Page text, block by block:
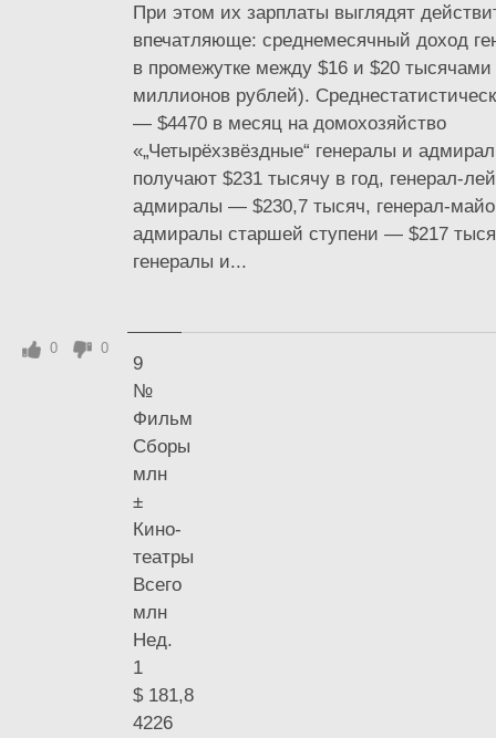
При этом их зарплаты выглядят
впечатляюще: среднемесячный доход
в промежутке между $16 и $20
миллионов рублей).
— $4470 в месяц на домохозяйство
«„Четырёхзвёздные“ генералы и
получают $231 тысячу в год, генерал-
адмиралы — $230,7 тысяч, генерал-
адмиралы старшей ступени — $217
генералы и...
9
№
Фильм
Сборы
млн
±
Кино-
театры
Всего
млн
Нед.
1
$ 181,8
4226
0 0